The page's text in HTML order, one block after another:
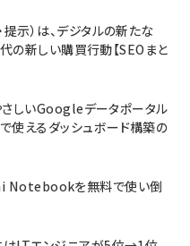
示）は、デジタルの新たな
代の新しい購買行動【SEOまと
しいGoogleデータポータル
使えるダッシュボード構築の
Notebookを無料で使い倒